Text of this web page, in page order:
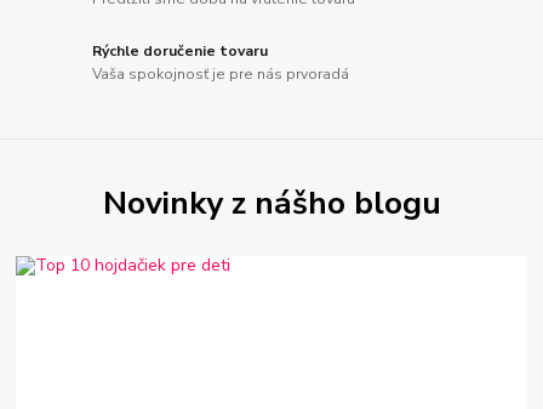
Rýchle doručenie tovaru
Vaša spokojnosť je pre nás prvoradá
Novinky z nášho blogu